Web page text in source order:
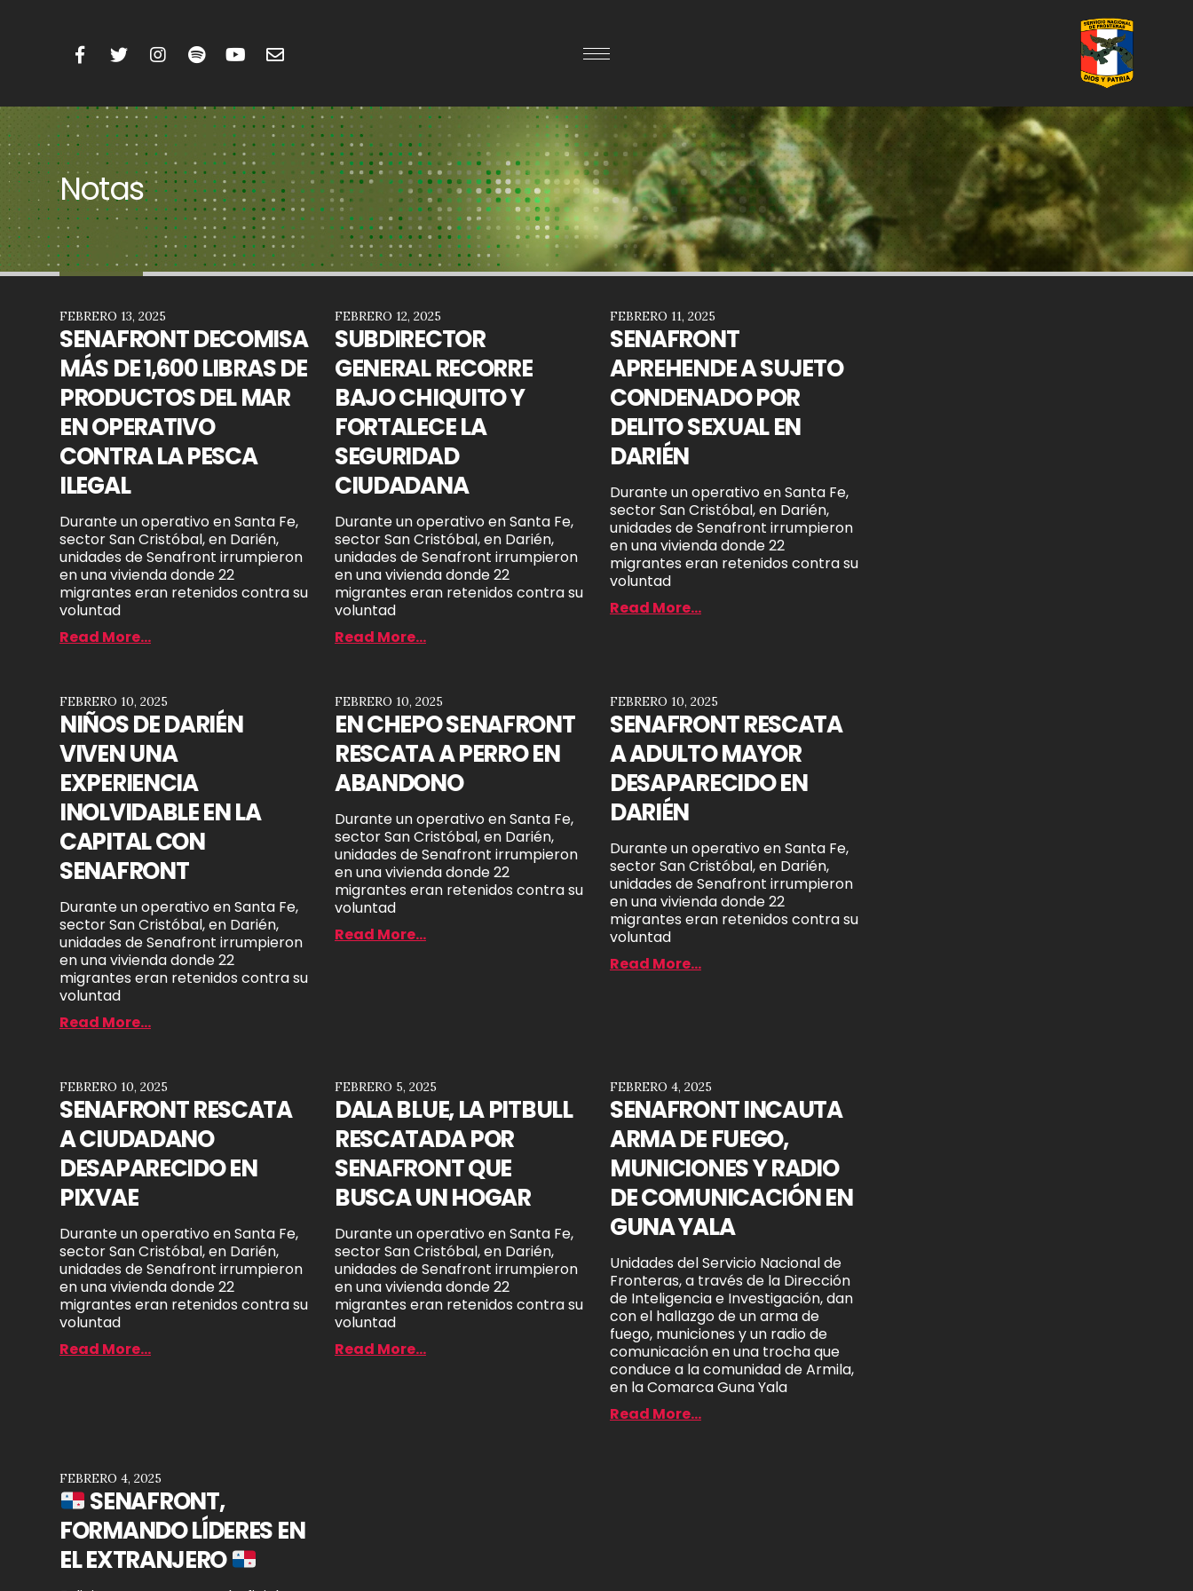
Notas
SENAFRONT DECOMISA
MÁS DE 1,600 LIBRAS DE
PRODUCTOS DEL MAR
EN OPERATIVO
CONTRA LA PESCA
ILEGAL
Durante un operativo en Santa Fe,
sector San Cristóbal, en Darién,
unidades de Senafront irrumpieron
en una vivienda donde 22
migrantes eran retenidos contra su
voluntad
FEBRERO 13, 2025
Read More...
SUBDIRECTOR
GENERAL RECORRE
BAJO CHIQUITO Y
FORTALECE LA
SEGURIDAD
CIUDADANA
Durante un operativo en Santa Fe,
sector San Cristóbal, en Darién,
unidades de Senafront irrumpieron
en una vivienda donde 22
migrantes eran retenidos contra su
voluntad
FEBRERO 12, 2025
Read More...
SENAFRONT
APREHENDE A SUJETO
CONDENADO POR
DELITO SEXUAL EN
DARIÉN
Durante un operativo en Santa Fe,
sector San Cristóbal, en Darién,
unidades de Senafront irrumpieron
en una vivienda donde 22
migrantes eran retenidos contra su
voluntad
FEBRERO 11, 2025
Read More...
NIÑOS DE DARIÉN
VIVEN UNA
EXPERIENCIA
INOLVIDABLE EN LA
CAPITAL CON
SENAFRONT
Durante un operativo en Santa Fe,
sector San Cristóbal, en Darién,
unidades de Senafront irrumpieron
en una vivienda donde 22
migrantes eran retenidos contra su
voluntad
FEBRERO 10, 2025
Read More...
EN CHEPO SENAFRONT
RESCATA A PERRO EN
ABANDONO
Durante un operativo en Santa Fe,
sector San Cristóbal, en Darién,
unidades de Senafront irrumpieron
en una vivienda donde 22
migrantes eran retenidos contra su
voluntad
FEBRERO 10, 2025
Read More...
SENAFRONT RESCATA
A ADULTO MAYOR
DESAPARECIDO EN
DARIÉN
Durante un operativo en Santa Fe,
sector San Cristóbal, en Darién,
unidades de Senafront irrumpieron
en una vivienda donde 22
migrantes eran retenidos contra su
voluntad
FEBRERO 10, 2025
Read More...
SENAFRONT RESCATA
A CIUDADANO
DESAPARECIDO EN
PIXVAE
Durante un operativo en Santa Fe,
sector San Cristóbal, en Darién,
unidades de Senafront irrumpieron
en una vivienda donde 22
migrantes eran retenidos contra su
voluntad
FEBRERO 10, 2025
Read More...
DALA BLUE, LA PITBULL
RESCATADA POR
SENAFRONT QUE
BUSCA UN HOGAR
Durante un operativo en Santa Fe,
sector San Cristóbal, en Darién,
unidades de Senafront irrumpieron
en una vivienda donde 22
migrantes eran retenidos contra su
voluntad
FEBRERO 5, 2025
Read More...
SENAFRONT INCAUTA
ARMA DE FUEGO,
MUNICIONES Y RADIO
DE COMUNICACIÓN EN
GUNA YALA
Unidades del Servicio Nacional de
Fronteras, a través de la Dirección
de Inteligencia e Investigación, dan
con el hallazgo de un arma de
fuego, municiones y un radio de
comunicación en una trocha que
conduce a la comunidad de Armila,
en la Comarca Guna Yala
FEBRERO 4, 2025
Read More...
SENAFRONT,
FORMANDO LÍDERES EN
EL EXTRANJERO
FEBRERO 4, 2025